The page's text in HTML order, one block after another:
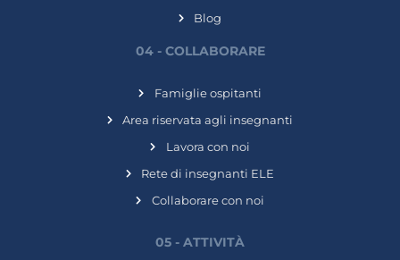
Blog
04 - COLLABORARE
Famiglie ospitanti
Area riservata agli insegnanti
Lavora con noi
Rete di insegnanti ELE
Collaborare con noi
05 - ATTIVITÀ